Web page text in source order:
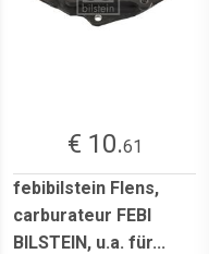
€ 10.61
febibilstein Flens,
carburateur FEBI
BILSTEIN, u.a. für...